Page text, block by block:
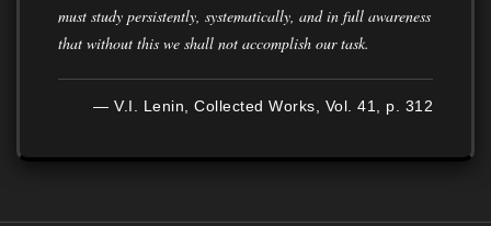
must study persistently, systematically, and in full awareness
that without this we shall not accomplish our task.
— V.I. Lenin, Collected Works, Vol. 41, p. 312